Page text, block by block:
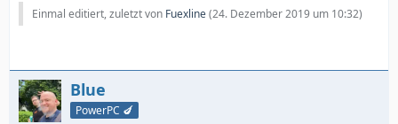
Einmal editiert, zuletzt von Fuexline(24. Dezember 2019 um 10:32)
Blue
PowerPC 🍆